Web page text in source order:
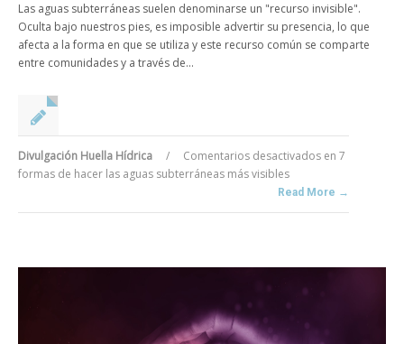
Las aguas subterráneas suelen denominarse un "recurso invisible".
Oculta bajo nuestros pies, es imposible advertir su presencia, lo que
afecta a la forma en que se utiliza y este recurso común se comparte
entre comunidades y a través de...
Divulgación Huella Hídrica / Comentarios desactivados en 7
formas de hacer las aguas subterráneas más visibles
Read More →